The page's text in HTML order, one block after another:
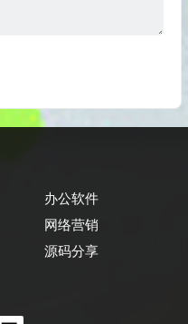
办公软件
网络营销
源码分享